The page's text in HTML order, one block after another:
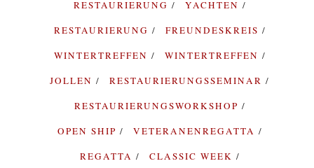
RESTAURIERUNG
YACHTEN
RESTAURIERUNG
FREUNDESKREIS
WINTERTREFFEN
WINTERTREFFEN
JOLLEN
RESTAURIERUNGSSEMINAR
RESTAURIERUNGSWORKSHOP
OPEN SHIP
VETERANENREGATTA
REGATTA
CLASSIC WEEK